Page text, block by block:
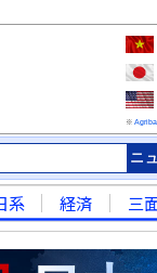
※
系 経済 三